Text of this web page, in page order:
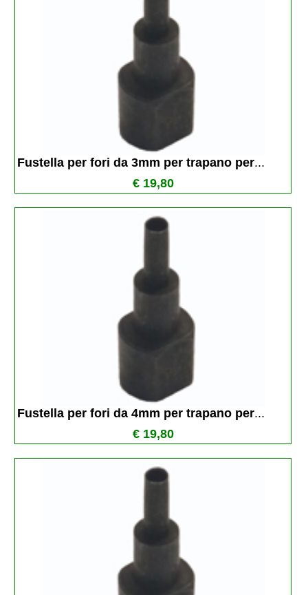
Fustella per fori da 3mm per trapano per...
€ 19,80
Fustella per fori da 4mm per trapano per...
€ 19,80